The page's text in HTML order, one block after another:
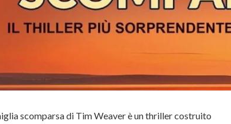
scomparsa di Tim Weaver è un thriller costruito